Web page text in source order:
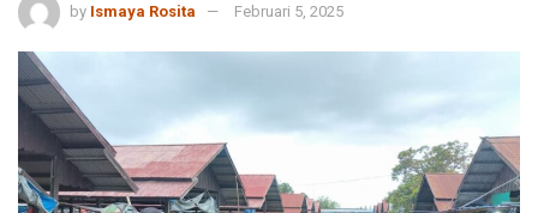
by Ismaya Rosita Februari 5, 2025